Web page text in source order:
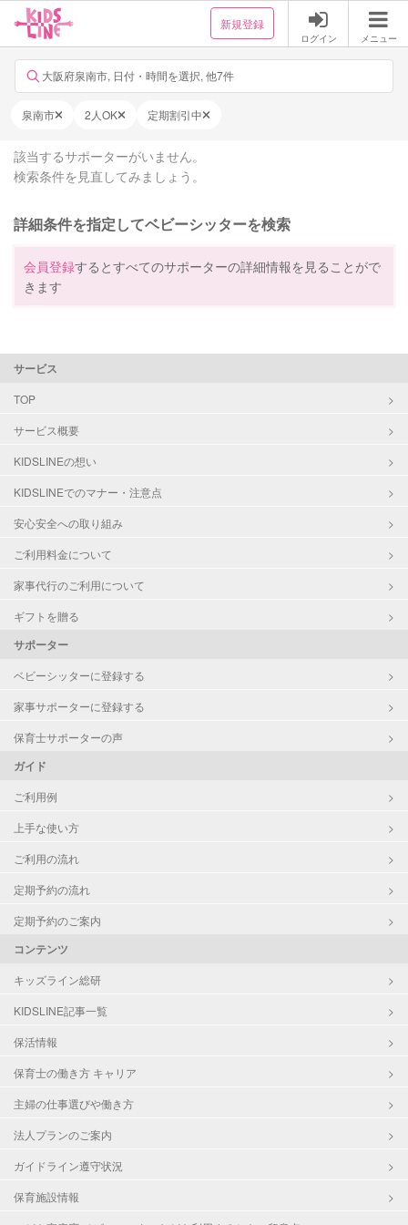
新規登録
ログイン メニュー
大阪府泉南市, 日付・時間を選択, 他7件
泉南市 2人OK 定期割引中
該当するサポーターがいません。
検索条件を見直してみましょう。
詳細条件を指定してベビーシッターを検索
会員登録するとすべてのサポーターの詳細情報を見ることがで
きます
サービス
TOP
サービス概要
KIDSLINEの想い
KIDSLINEでのマナー・注意点
安心安全への取り組み
ご利用料金について
家事代行のご利用について
ギフトを贈る
サポーター
ベビーシッターに登録する
家事サポーターに登録する
保育士サポーターの声
ガイド
ご利用例
上手な使い方
ご利用の流れ
定期予約の流れ
定期予約のご案内
コンテンツ
キッズライン総研
KIDSLINE記事一覧
保活情報
保育士の働き方 キャリア
主婦の仕事選びや働き方
法人プランのご案内
ガイドライン遵守状況
保育施設情報